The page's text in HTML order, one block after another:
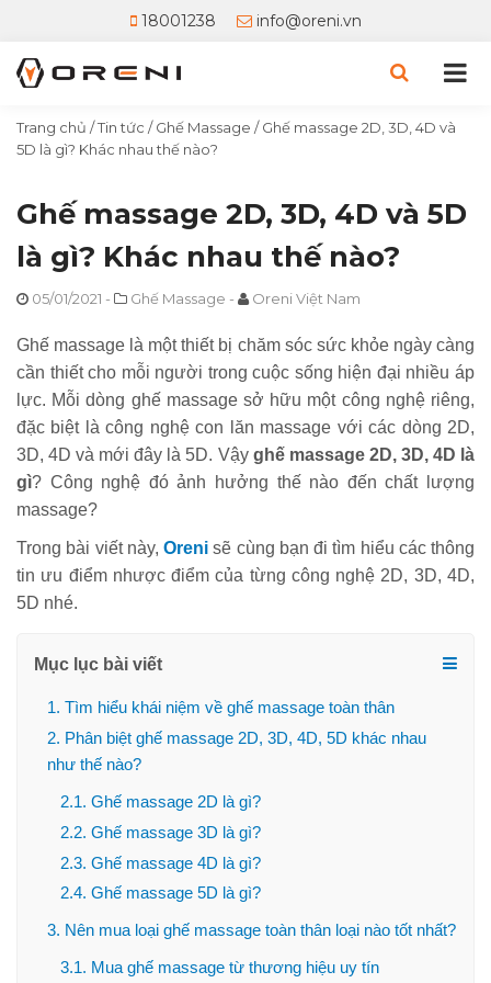
18001238 info@oreni.vn
Trang chủ /Tin tức /Ghế Massage /Ghế massage 2D, 3D, 4D và
5D là gì? Khác nhau thế nào?
Ghế massage 2D, 3D, 4D và 5D
là gì? Khác nhau thế nào?
05/01/2021 - Ghế Massage - Oreni Việt Nam
Ghế massage là một thiết bị chăm sóc sức khỏe ngày càng
cần thiết cho mỗi người trong cuộc sống hiện đại nhiều áp
lực. Mỗi dòng ghế massage sở hữu một công nghệ riêng,
đặc biệt là công nghệ con lăn massage với các dòng 2D,
3D, 4D và mới đây là 5D. Vậy ghế massage 2D, 3D, 4D là
gì? Công nghệ đó ảnh hưởng thế nào đến chất lượng
massage?
Trong bài viết này, Oreni sẽ cùng bạn đi tìm hiểu các thông
tin ưu điểm nhược điểm của từng công nghệ 2D, 3D, 4D,
5D nhé.
Mục lục bài viết
1. Tìm hiểu khái niệm về ghế massage toàn thân
2. Phân biệt ghế massage 2D, 3D, 4D, 5D khác nhau
như thế nào?
2.1. Ghế massage 2D là gì?
2.2. Ghế massage 3D là gì?
2.3. Ghế massage 4D là gì?
2.4. Ghế massage 5D là gì?
3. Nên mua loại ghế massage toàn thân loại nào tốt nhất?
3.1. Mua ghế massage từ thương hiệu uy tín